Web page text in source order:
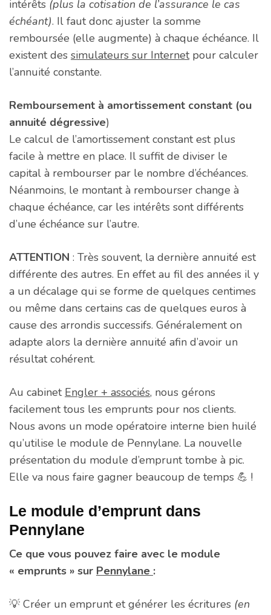
intérêts (plus la cotisation de l’assurance le cas
échéant). Il faut donc ajuster la somme
remboursée (elle augmente) à chaque échéance. Il
existent des simulateurs sur Internetpour calculer
l’annuité constante.
Remboursement à amortissement constant (ou
annuité dégressive)
Le calcul de l’amortissement constant est plus
facile à mettre en place. Il suffit de diviser le
capital à rembourser par le nombre d’échéances.
Néanmoins, le montant à rembourser change à
chaque échéance, car les intérêts sont différents
d’une échéance sur l’autre.
ATTENTION : Très souvent, la dernière annuité est
différente des autres. En effet au fil des années il y
a un décalage qui se forme de quelques centimes
ou même dans certains cas de quelques euros à
cause des arrondis successifs. Généralement on
adapte alors la dernière annuité afin d’avoir un
résultat cohérent.
Au cabinet Engler + associés, nous gérons
facilement tous les emprunts pour nos clients.
Nous avons un mode opératoire interne bien huilé
qu’utilise le module de Pennylane. La nouvelle
présentation du module d’emprunt tombe à pic.
Elle va nous faire gagner beaucoup de temps 💪 !
Le module d’emprunt dans
Pennylane
Ce que vous pouvez faire avec le module
« emprunts » sur Pennylane :
💡 Créer un emprunt et générer les écritures (en